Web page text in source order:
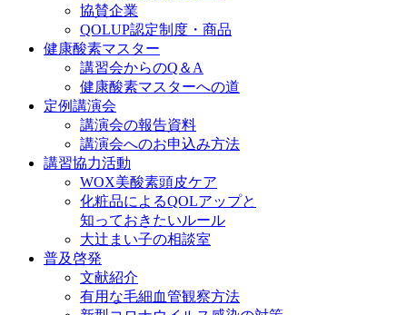
協賛企業
QOLUP認定制度・商品
健康酸素マスター
講習会からのQ＆A
健康酸素マスターへの道
定例講演会
講演会の報告資料
講演会へのお申込み方法
講習協力活動
WOX美酸素頭皮ケア
化粧品によるQOLアップと
知っておきたいルール
大辻まい子の相談室
普及啓発
文献紹介
有用な毛細血管観察方法